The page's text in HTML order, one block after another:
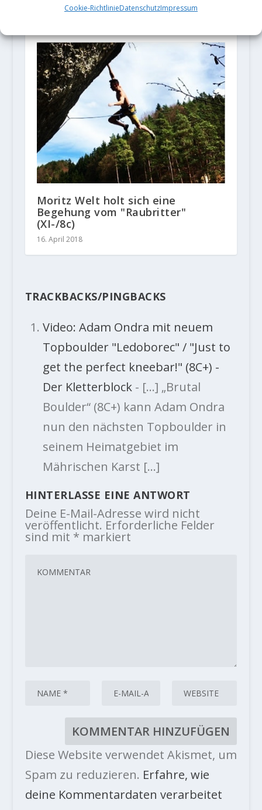
Cookie-RichtlinieDatenschutzImpressum
von "Trieste sit" (8c)
Moritz Welt holt sich eine
Begehung vom "Raubritter"
(XI-/8c)
16. April 2018
TRACKBACKS/PINGBACKS
Video: Adam Ondra mit neuem
Topboulder "Ledoborec" / "Just to
get the perfect kneebar!" (8C+) -
Der Kletterblock- […] „Brutal
Boulder“ (8C+) kann Adam Ondra
nun den nächsten Topboulder in
seinem Heimatgebiet im
Mährischen Karst […]
HINTERLASSE EINE ANTWORT
Deine E-Mail-Adresse wird nicht
veröffentlicht. Erforderliche Felder
sind mit * markiert
Diese Website verwendet Akismet, um
Spam zu reduzieren. Erfahre, wie
deine Kommentardaten verarbeitet